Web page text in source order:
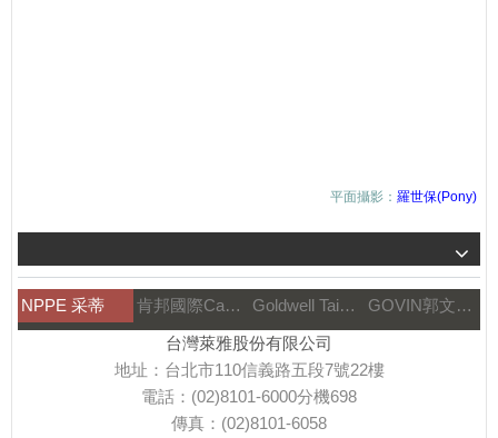
平面攝影： 羅世保(Pony)
NPPE 采蒂 肯邦國際Canbran Goldwell Taiwan
GOVIN郭文髮藝
台灣萊雅股份有限公司
地址：台北市110信義路五段7號22樓
電話：(02)8101-6000分機698
傳真：(02)8101-6058